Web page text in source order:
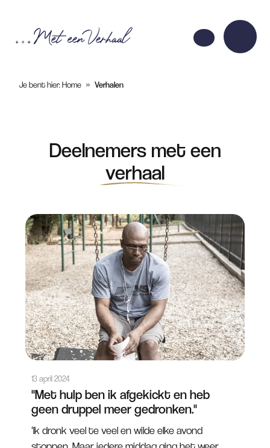
Je bent hier: Home » Verhalen
Deelnemers met een
verhaal
13 april 2024
"Met hulp ben ik afgekickt en heb
geen druppel meer gedronken."
‘Ik dronk veel te veel en wilde elke avond